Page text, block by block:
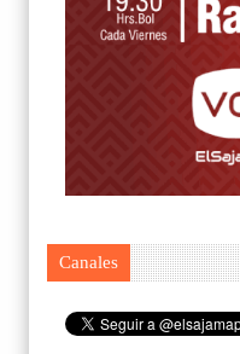
Canales